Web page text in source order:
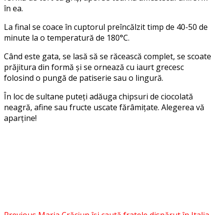
în ea.
La final se coace în cuptorul preîncălzit timp de 40-50 de
minute la o temperatură de 180°C.
Când este gata, se lasă să se răcească complet, se scoate
prăjitura din formă și se ornează cu iaurt grecesc
folosind o pungă de patiserie sau o lingură.
În loc de sultane puteți adăuga chipsuri de ciocolată
neagră, afine sau fructe uscate fărâmițate. Alegerea vă
aparține!